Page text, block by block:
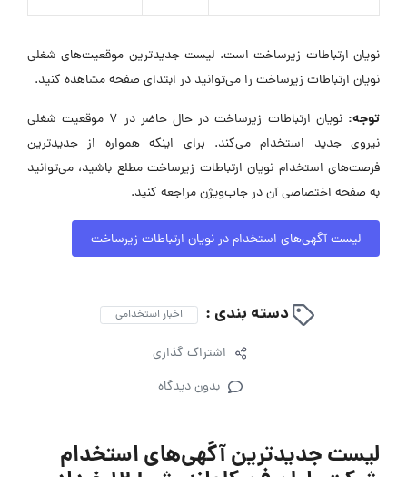
نویان ارتباطات زیرساخت است. لیست جدیدترین موقعیت‌های شغلی
نویان ارتباطات زیرساخت را می‌توانید در ابتدای صفحه مشاهده کنید.
توجه:
نویان ارتباطات زیرساخت در حال حاضر در ۷ موقعیت شغلی
نیروی جدید استخدام می‌کند. برای اینکه همواره از جدیدترین
فرصت‌های استخدام نویان ارتباطات زیرساخت مطلع باشید، می‌توانید
به صفحه اختصاصی آن در جاب‌ویژن مراجعه کنید.
لیست آگهی‌های استخدام در نویان ارتباطات زیرساخت
دسته بندی : اخبار استخدامی
اشتراک گذاری
بدون دیدگاه
لیست جدیدترین آگهی‌های استخدام